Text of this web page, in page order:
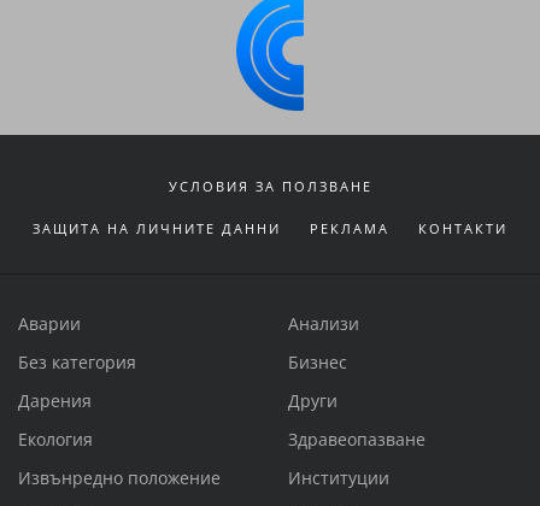
УСЛОВИЯ ЗА ПОЛЗВАНЕ
ЗАЩИТА НА ЛИЧНИТЕ ДАННИ РЕКЛАМА КОНТАКТИ
Аварии
Анализи
Без категория
Бизнес
Дарения
Други
Екология
Здравеопазване
Извънредно положение
Институции